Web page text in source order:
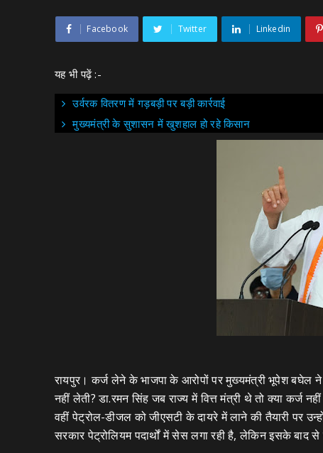
Facebook Twitter Linkedin
यह भी पढ़ें :-
उर्वरक वितरण में गड़बड़ी पर बड़ी कार्रवाई
मुख्यमंत्री के सुशासन में खुशहाल हो रहे किसान
रायपुर। कर्ज लेने के भाजपा के आरोपों पर मुख्यमंत्री भूपेश बघेल
नहीं लेती? डा.रमन सिंह जब राज्य में वित्त मंत्री थे तो क्या कर्ज
वहीं पेट्रोल-डीजल को जीएसटी के दायरे में लाने की तैयारी पर
सरकार पेट्रोलियम पदार्थों में सेस लगा रही है, लेकिन इसके बाद से